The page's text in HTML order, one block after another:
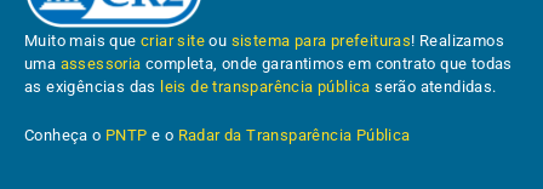
Muito mais quecriar site ou sistema para prefeituras! Realizamos
uma assessoria completa, onde garantimos em contrato que todas
as exigências das leis de transparência pública serão atendidas.
Conheça o PNTP e o Radar da Transparência Pública